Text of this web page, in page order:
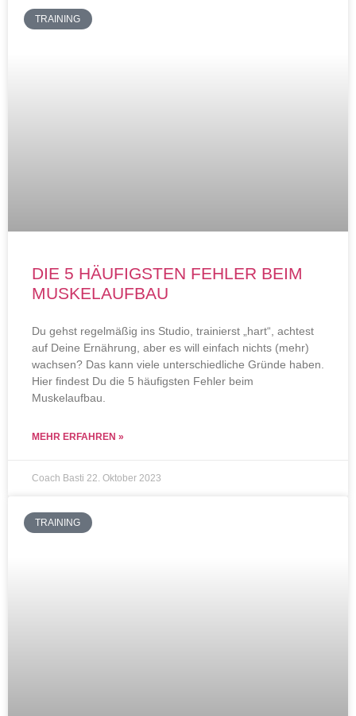
TRAINING
DIE 5 HÄUFIGSTEN FEHLER BEIM
MUSKELAUFBAU
Du gehst regelmäßig ins Studio, trainierst „hart“, achtest
auf Deine Ernährung, aber es will einfach nichts (mehr)
wachsen? Das kann viele unterschiedliche Gründe haben.
Hier findest Du die 5 häufigsten Fehler beim
Muskelaufbau.
MEHR ERFAHREN »
Coach Basti 22. Oktober 2023
TRAINING